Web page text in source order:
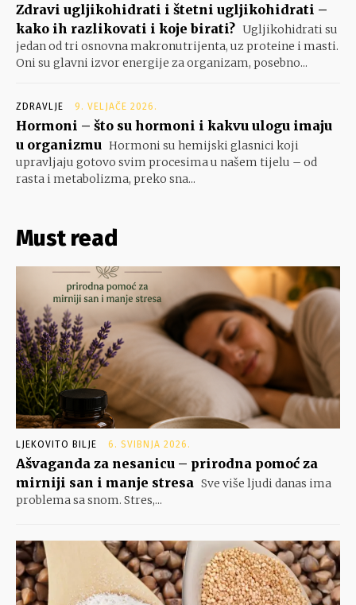
Zdravi ugljikohidrati i štetni ugljikohidrati –
kako ih razlikovati i koje birati? Ugljikohidrati su
jedan od tri osnovna makronutrijenta, uz proteine i masti.
Oni su glavni izvor energije za organizam, posebno...
ZDRAVLJE 9. VELJAČE 2026.
Hormoni – što su hormoni i kakvu ulogu imaju
u organizmu Hormoni su hemijski glasnici koji
upravljaju gotovo svim procesima u našem tijelu – od
rasta i metabolizma, preko sna...
Must read
LJEKOVITO BILJE 6. SVIBNJA 2026.
Ašvaganda za nesanicu – prirodna pomoć za
mirniji san i manje stresa Sve više ljudi danas ima
problema sa snom. Stres,...